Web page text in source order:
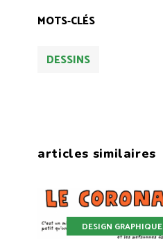
MOTS-CLÉS
DESSINS
articles similaires
DESIGN GRAPHIQUE